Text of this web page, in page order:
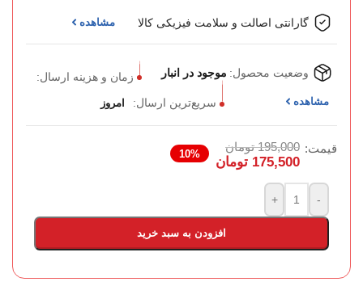
گارانتی اصالت و سلامت فیزیکی کالا مشاهده
وضعیت محصول: موجود در انبار زمان و هزینه ارسال:
مشاهده سریع‌ترین ارسال: امروز
قیمت: 195,000 تومان
175,500 تومان
10%
-
+
افزودن به سبد خرید